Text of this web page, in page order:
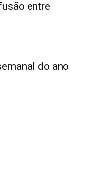
entre
do ano